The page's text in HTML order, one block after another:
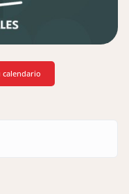
calendario